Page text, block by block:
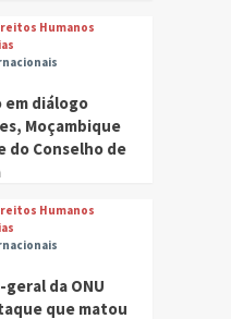
Humanos
em diálogo
Moçambique
do Conselho de
Humanos
da ONU
que matou